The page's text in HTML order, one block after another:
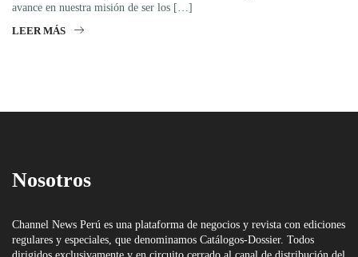
avance en nuestra misión de ser los […]
LEER MÁS
Nosotros
Channel News Perú es una plataforma de negocios y revista con ediciones
regulares y especiales, que denominamos Catálogos-Dossier. Todos